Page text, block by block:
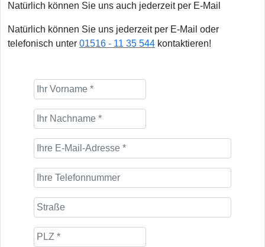
Natürlich können Sie uns auch jederzeit per E-Mail
Natürlich können Sie uns jederzeit per E-Mail oder
telefonisch unter 01516 - 11 35 544 kontaktieren!